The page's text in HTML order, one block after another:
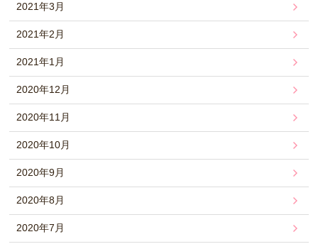
2021年3月
2021年2月
2021年1月
2020年12月
2020年11月
2020年10月
2020年9月
2020年8月
2020年7月